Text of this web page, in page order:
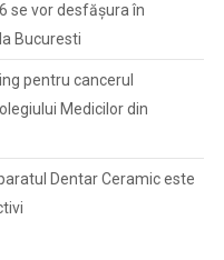
se vor desfășura în
Bucuresti
pentru cancerul
Medicilor din
Dentar Ceramic este